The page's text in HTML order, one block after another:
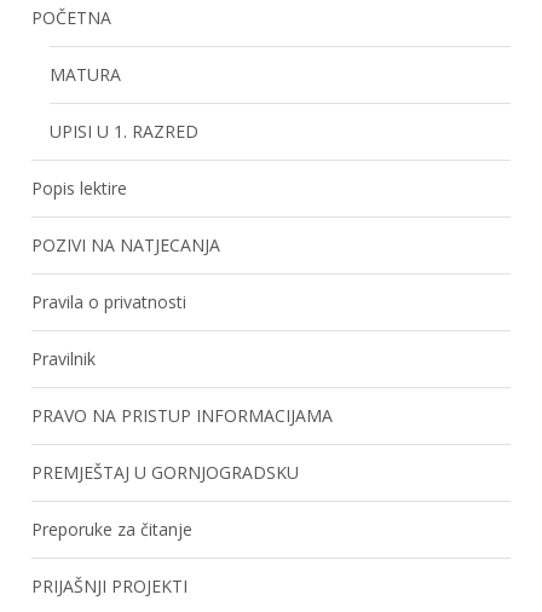
POČETNA
MATURA
UPISI U 1. RAZRED
Popis lektire
POZIVI NA NATJECANJA
Pravila o privatnosti
Pravilnik
PRAVO NA PRISTUP INFORMACIJAMA
PREMJEŠTAJ U GORNJOGRADSKU
Preporuke za čitanje
PRIJAŠNJI PROJEKTI